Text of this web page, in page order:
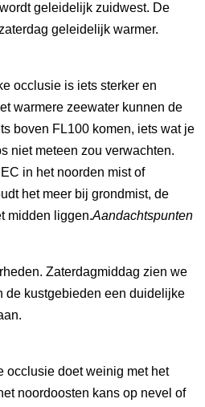
geleidelijk zuidwest. De
geleidelijk warmer.
occlusie is iets sterker en
warmere zeewater kunnen de
boven FL100 komen, iets wat je
niet meteen zou verwachten.
in het noorden mist of
het meer bij grondmist, de
midden liggen.Aandachtspunten
Zaterdagmiddag zien we
de kustgebieden een duidelijke
occlusie doet weinig met het
noordoosten kans op nevel of